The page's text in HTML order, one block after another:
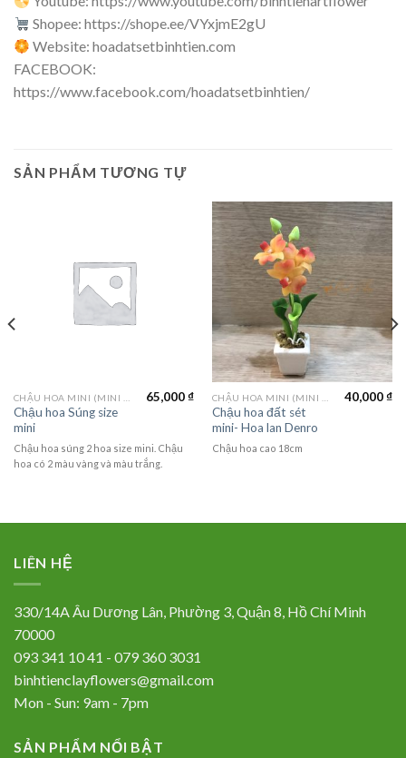
Shopee: https://shope.ee/VYxjmE2gU
Website: hoadatsetbinhtien.com
FACEBOOK:
https://www.facebook.com/hoadatsetbinhtien/
SẢN PHẨM TƯƠNG TỰ
Chậu hoa Súng size
mini
65,000₫
Chậu hoa súng 2 hoa size mini. Chậu
hoa có 2 màu vàng và màu trắng.
Chậu hoa đất sét
mini- Hoa lan Denro
40,000₫
Chậu hoa cao 18cm
LIÊN HỆ
330/14A Âu Dương Lân, Phường 3, Quận 8, Hồ Chí Minh
70000
093 341 10 41 - 079 360 3031
binhtienclayflowers@gmail.com
Mon - Sun: 9am - 7pm
SẢN PHẨM NỔI BẬT